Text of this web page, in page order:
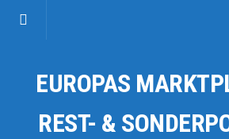
Kategorien
Auto & Motorrad
EUROPAS
REST- &